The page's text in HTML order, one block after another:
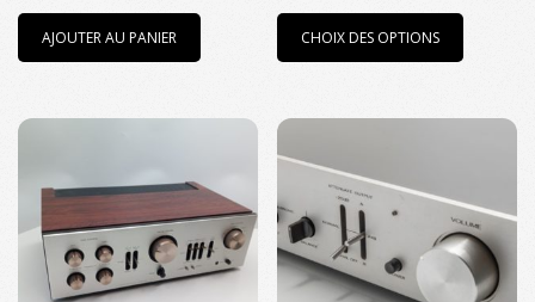
AJOUTER AU PANIER
prix :
1350,00€
CHOIX DES OPTIONS
Ce
options
peuvent
être
choisies